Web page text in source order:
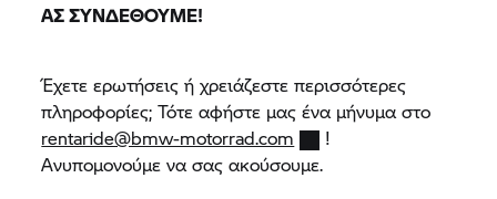
ΑΣ ΣΥΝΔΕΘΟΎΜΕ!
Έχετε ερωτήσεις ή χρειάζεστε περισσότερες
πληροφορίες; Τότε αφήστε μας ένα μήνυμα στο
rentaride@bmw-motorrad.com
!
Ανυπομονούμε να σας ακούσουμε.